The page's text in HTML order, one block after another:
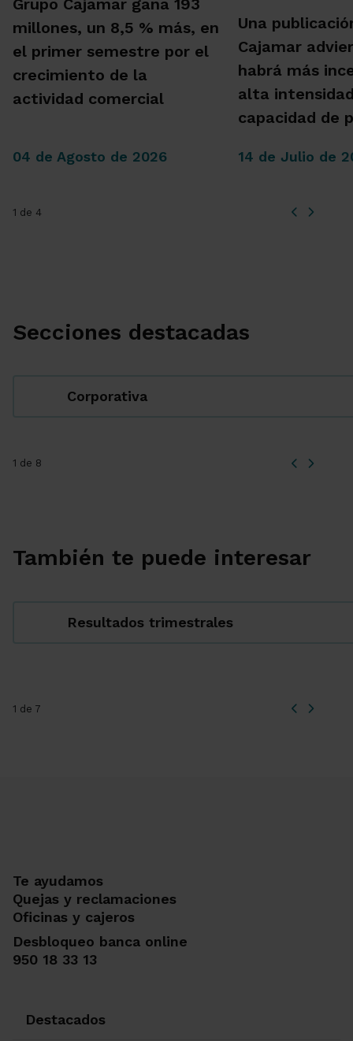
millones, un 8,5 % más, en
el primer semestre por el
crecimiento de la
actividad comercial
04 de Agosto de 2026
Una
Cajamar
habrá más
alta
capacidad de
14 de Julio de
1 de 4
Secciones destacadas
Corporativa
1 de 8
También te puede interesar
Resultados trimestrales
1 de 7
Te ayudamos
Quejas y reclamaciones
Oficinas y cajeros
Desbloqueo banca online
950 18 33 13
Destacados